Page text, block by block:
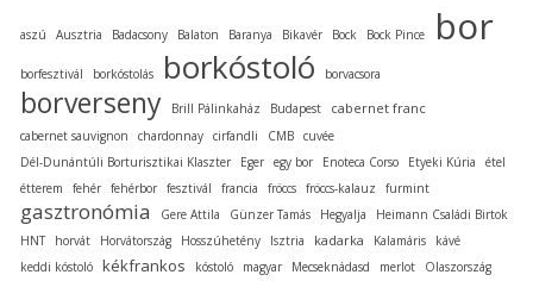
aszú Ausztria Badacsony Balaton Baranya Bikavér Bock Bock Pince bor
borfesztivál borkóstolás borkóstoló borvacsora
borverseny Brill Pálinkaház Budapest cabernet franc
cabernet sauvignon chardonnay cirfandli CMB cuvée
Dél-Dunántúli Borturisztikai Klaszter
Eger egy bor Enoteca Corso Etyeki Kúria
étel
étterem
fehér fehérbor fesztivál francia fröccs fröccs-kalauz furmint
gasztronómia Gere Attila Günzer Tamás Hegyalja
Heimann Családi Birtok
HNT
horvát Horvátország Hosszúhetény Isztria kadarka Kalamáris
kávé
keddi kóstoló kékfrankos kóstoló magyar Mecseknádasd merlot Olaszország